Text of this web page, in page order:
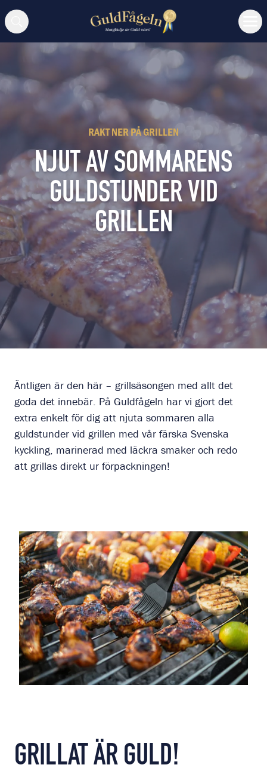
Sök
RAKT NER PÅ GRILLEN
NJUT AV SOMMARENS
GULDSTUNDER VID
GRILLEN
Äntligen är den här – grillsäsongen med allt det
goda det innebär. På Guldfågeln har vi gjort det
extra enkelt för dig att njuta sommaren alla
guldstunder vid grillen med vår färska Svenska
kyckling, marinerad med läckra smaker och redo
att grillas direkt ur förpackningen!
GRILLAT ÄR GULD!